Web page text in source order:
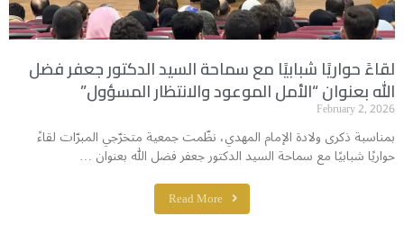
لقاءً حواريًا شبابيًا مع سماحة السيد الدكتور جعفر فضل
الله بعنوان “الأمل الموعود والانتظار المسؤول”
February 2, 2026
بمناسبة ذكرى ولادة الإمام المهدي، نظّمت جمعية متخرّجي المبرّات لقاءً
حواريًا شبابيًا مع سماحة السيد الدكتور جعفر فضل الله بعنوان …
Read More